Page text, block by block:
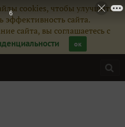
cookies, чтобы улучшить
эффективность сайта.
сайта, вы соглашаетесь с
ок
5